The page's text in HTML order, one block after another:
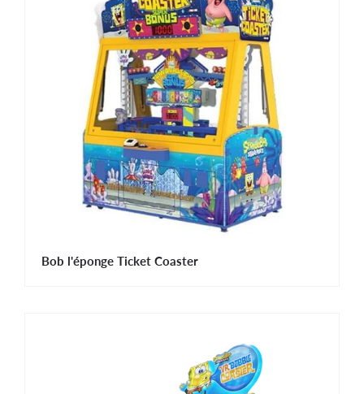
Bob l'éponge Ticket Coaster